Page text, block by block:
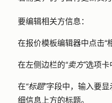
要编辑相关方信息：
在报价模板编辑器中点击“
在左侧边栏的“卖方”选项卡
在“标题”字段中，输入要
细信息上方的标题。